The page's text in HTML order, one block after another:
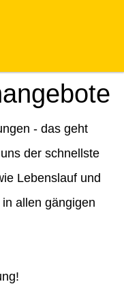
- das geht
der schnellste
Lebenslauf und
allen gängigen